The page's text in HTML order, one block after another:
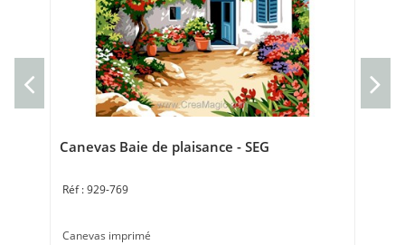
Canevas Baie de plaisance - SEG
929-769
Canevas imprimé